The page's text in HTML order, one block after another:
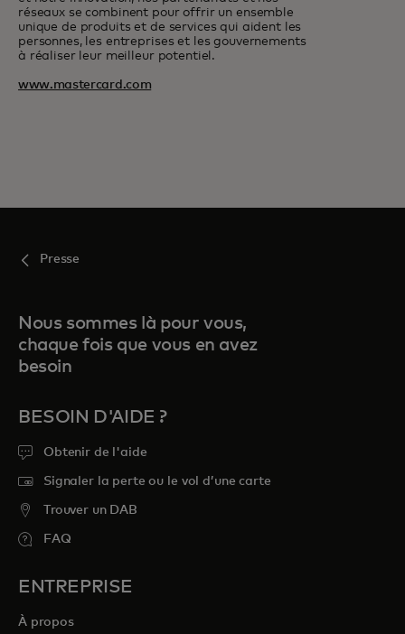
réseaux se combinent pour offrir un ensemble
unique de produits et de services qui aident les
personnes, les entreprises et les gouvernements
à réaliser leur meilleur potentiel.
www.mastercard.com
Presse
Nous sommes là pour vous,
chaque fois que vous en avez
besoin
BESOIN D'AIDE ?
Obtenir de l'aide
Signaler la perte ou le vol d’une carte
Trouver un DAB
FAQ
ENTREPRISE
À propos